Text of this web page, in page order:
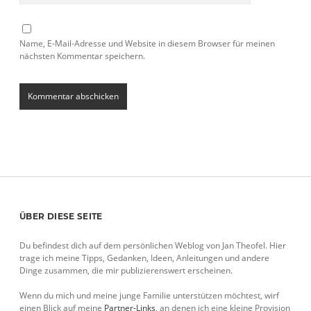
Name, E-Mail-Adresse und Website in diesem Browser für meinen
nächsten Kommentar speichern.
Sidebar
ÜBER DIESE SEITE
Du befindest dich auf dem persönlichen Weblog von Jan Theofel. Hier
trage ich meine Tipps, Gedanken, Ideen, Anleitungen und andere
Dinge zusammen, die mir publizierenswert erscheinen.
Wenn du mich und meine junge Familie unterstützen möchtest, wirf
einen Blick auf meine Partner-Links, an denen ich eine kleine Provision